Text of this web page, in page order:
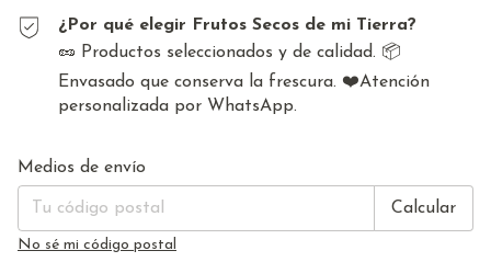
¿Por qué elegir Frutos Secos de mi Tierra?
🥜 Productos seleccionados y de calidad. 📦
Envasado que conserva la frescura. ❤️Atención
personalizada por WhatsApp.
Entregas para el CP:
Medios de envío
Calcular
No sé mi código postal